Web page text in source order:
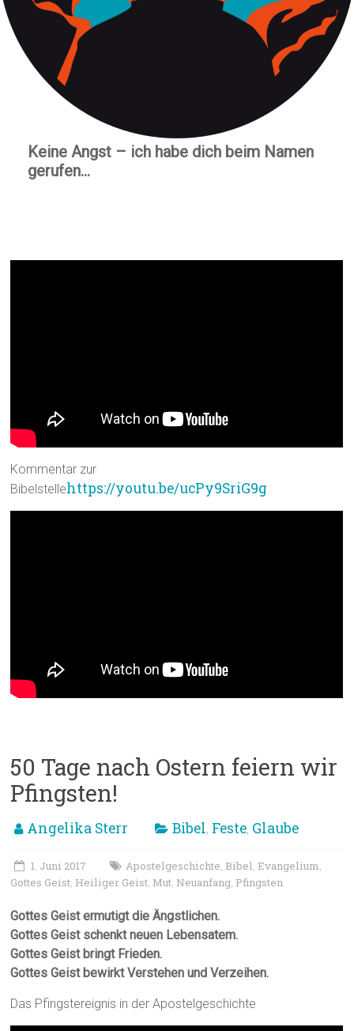
Keine Angst – ich habe dich beim Namen
gerufen…
Kommentar zur
Bibelstellehttps://youtu.be/ucPy9SriG9g
50 Tage nach Ostern feiern wir
Pfingsten!
Angelika Sterr Bibel, Feste, Glaube
1. Juni 2017 Apostelgeschichte, Bibel, Evangelium,
Gottes Geist, Heiliger Geist, Mut, Neuanfang, Pfingsten
Gottes Geist ermutigt die Ängstlichen.
Gottes Geist schenkt neuen Lebensatem.
Gottes Geist bringt Frieden.
Gottes Geist bewirkt Verstehen und Verzeihen.
Das Pfingstereignis in der Apostelgeschichte